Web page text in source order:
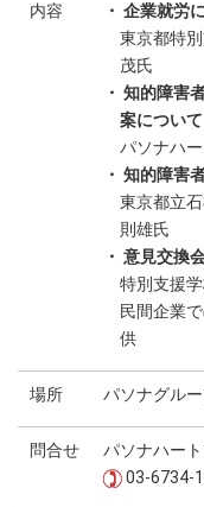
内容
・ 企業就労
東京都特
茂氏
・ 知的障害
案について
パソナハ
・ 知的障害
東京都立
則雄氏
・ 意見交換
特別支援
民間企業
供
場所 パソナグル
問合せ
パソナハー
03-6734-